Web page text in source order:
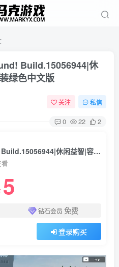
Build.15056944|休
绿色中文版
关注 私信
0 22 2
高尔夫运动！/Golf Around! Build.15056944|休闲益智|容量3.7GB|免安装绿色中文版
5
钻石会员 免费
登录购买